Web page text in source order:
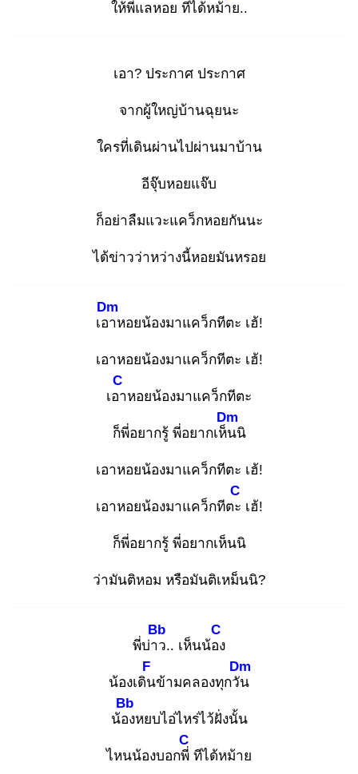
ให้พี่แลหอย ทีได้หม้าย..
เอา? ประกาศ ประกาศ
จากผู้ใหญ่บ้านฉุยนะ
ใครที่เดินผ่านไปผ่านมาบ้าน
อีจุ๊บหอยแจ๊บ
ก็อย่าลืมแวะแคว็กหอยกันนะ
ได้ข่าวว่าหว่างนี้หอยมันหรอย
เอา
Dm
หอยน้องมาแคว็กทีตะ เฮ้!
เอาหอยน้องมาแคว็กทีตะ เฮ้!
เอา
C
หอยน้องมาแคว็กทีตะ
ก็พี่อยากรู้ พี่อยากเห็น
Dm
นิ
เอาหอยน้องมาแคว็กทีตะ เฮ้!
เอาหอยน้องมาแคว็กทีตะ
C
เฮ้!
ก็พี่อยากรู้ พี่อยากเห็นนิ
ว่ามันติหอม หรือมันติเหม็นนิ?
พี่บ่าว
Bb
.. เห็นน้อง
C
น้องเดิน
F
ข้ามคลองทุกวัน
Dm
น้อง
Bb
หยบไอ่ไหร่ไว้ฝั่งนั้น
ไหนน้องบอกพี่
C
ทีได้หม้าย